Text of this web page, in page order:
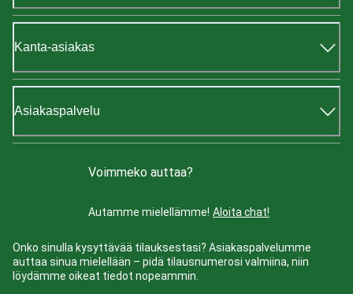
Kanta-asiakas
Asiakaspalvelu
Voimmeko auttaa?
Autamme mielellämme! Aloita chat!
Onko sinulla kysyttävää tilauksestasi? Asiakaspalvelumme
auttaa sinua mielellään – pidä tilausnumerosi valmiina, niin
löydämme oikeat tiedot nopeammin.